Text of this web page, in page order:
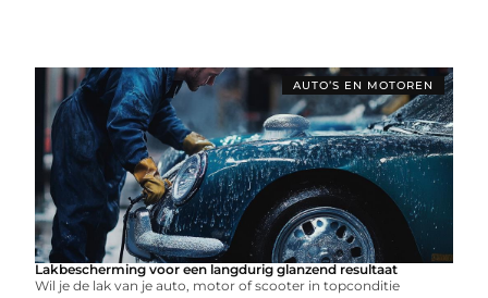
AUTO’S EN MOTOREN
Lakbescherming voor een langdurig glanzend resultaat
Wil je de lak van je auto, motor of scooter in topconditie